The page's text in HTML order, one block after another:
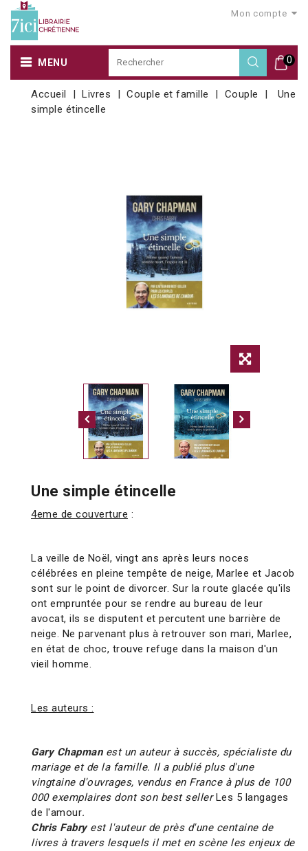
Mon compte
0
MENU
Accueil Livres Couple et famille Couple
Une
simple étincelle
Une simple étincelle
4eme de couverture :
La veille de Noël, vingt ans après leurs noces
célébrées en pleine tempête de neige, Marlee et Jacob
sont sur le point de divorcer. Sur la route glacée qu'ils
ont empruntée pour se rendre au bureau de leur
avocat, ils se disputent et percutent une barrière de
neige. Ne parvenant plus à retrouver son mari, Marlee,
en état de choc, trouve refuge dans la maison d'un
vieil homme.
Les auteurs :
Gary Chapmanest un auteur à succès, spécialiste du
mariage et de la famille. Il a publié plus d'une
vingtaine d'ouvrages, vendus en France à plus de 100
000 exemplaires dont son best sellerLes 5 langages
de l'amour.
Chris Fabryest l'auteur de près d'une centaine de
livres à travers lesquels il met en scène les enjeux de